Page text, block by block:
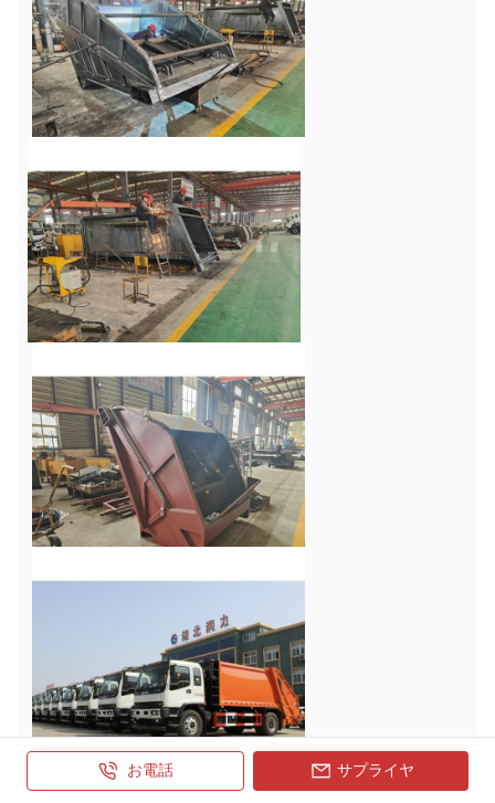
お電話 サプライヤ